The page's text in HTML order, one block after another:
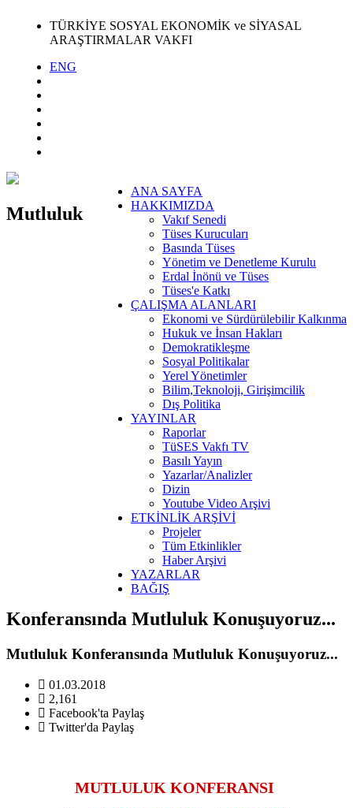
TÜRKİYE SOSYAL EKONOMİK ve SİYASAL
ARAŞTIRMALAR VAKFI
ENG
ANA SAYFA
HAKKIMIZDA
Vakıf Senedi
Tüses Kurucuları
Basında Tüses
Yönetim ve Denetleme Kurulu
Erdal İnönü ve Tüses
Tüses'e Katkı
ÇALIŞMA ALANLARI
Ekonomi ve Sürdürülebilir Kalkınma
Hukuk ve İnsan Hakları
Demokratikleşme
Sosyal Politikalar
Yerel Yönetimler
Bilim,Teknoloji, Girişimcilik
Dış Politika
YAYINLAR
Raporlar
TüSES Vakfı TV
Basılı Yayın
Yazarlar/Analizler
Dizin
Youtube Video Arşivi
ETKİNLİK ARŞİVİ
Projeler
Tüm Etkinlikler
Haber Arşivi
YAZARLAR
BAĞIŞ
Mutluluk
Konferansında Mutluluk Konuşuyoruz...
Mutluluk Konferansında Mutluluk Konuşuyoruz...
01.03.2018
2,161
Facebook'ta Paylaş
Twitter'da Paylaş
MUTLULUK KONFERANSI